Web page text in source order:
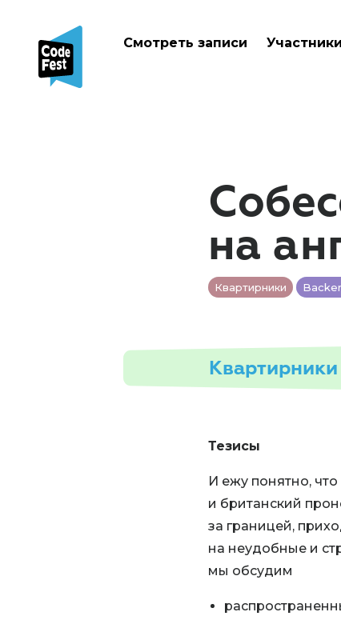
Смотреть записи Участники
на
Квартирники
Квартирники
Тезисы
И ежу понятно,
и британский
за границей,
на неудобные и
мы обсудим